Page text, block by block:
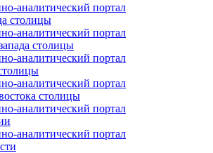
аналитический портал
столицы
аналитический портал
столицы
аналитический портал
аналитический портал
столицы
аналитический портал
аналитический портал